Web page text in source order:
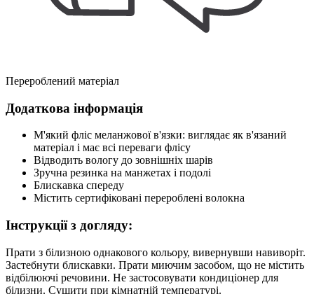
Перероблений матеріал
Додаткова інформація
М'який фліс меланжової в'язки: виглядає як в'язаний
матеріал і має всі переваги флісу
Відводить вологу до зовнішніх шарів
Зручна резинка на манжетах і подолі
Блискавка спереду
Містить сертифіковані перероблені волокна
Інструкції з догляду:
Прати з білизною однакового кольору, вивернувши навиворіт.
Застебнути блискавки. Прати миючим засобом, що не містить
відбілюючі речовини. Не застосовувати кондиціонер для
білизни. Сушити при кімнатній температурі.